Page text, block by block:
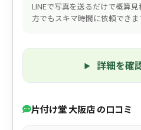
LINEで写真を送るだけで概算
方でもスキマ時間に依頼できま
詳細を確
片付け堂 大阪店 の口コミ